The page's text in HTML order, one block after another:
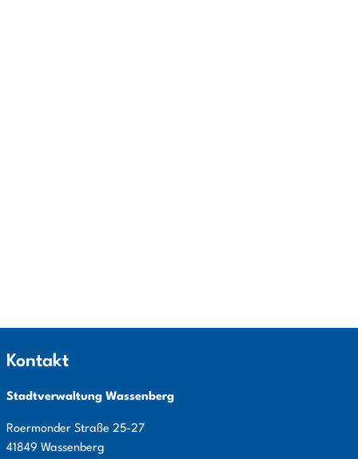
Kontakt
Stadtverwaltung Wassenberg
Roermonder Straße 25-27
41849 Wassenberg